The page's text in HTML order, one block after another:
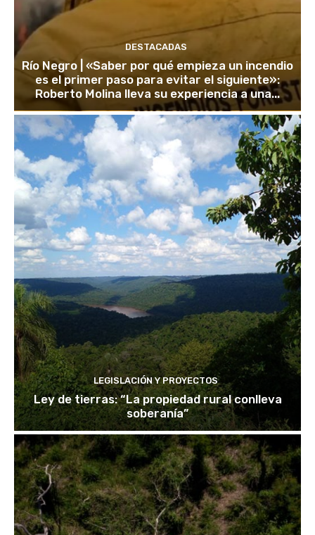
DESTACADAS
Río Negro | «Saber por qué empieza un incendio
es el primer paso para evitar el siguiente»:
Roberto Molina lleva su experiencia a una...
LEGISLACIÓN Y PROYECTOS
Ley de tierras: “La propiedad rural conlleva
soberanía”